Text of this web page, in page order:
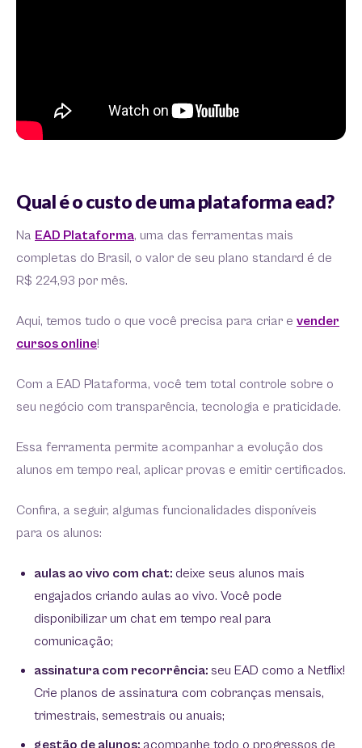
Qual é o custo de uma plataforma ead?
Na EAD Plataforma, uma das ferramentas mais
completas do Brasil, o valor de seu plano standard é de
R$ 224,93 por mês.
Aqui, temos tudo o que você precisa para criar e vender
cursos online!
Com a EAD Plataforma, você tem total controle sobre o
seu negócio com transparência, tecnologia e praticidade.
Essa ferramenta permite acompanhar a evolução dos
alunos em tempo real, aplicar provas e emitir certificados.
Confira, a seguir, algumas funcionalidades disponíveis
para os alunos:
aulas ao vivo com chat: deixe seus alunos mais
engajados criando aulas ao vivo. Você pode
disponibilizar um chat em tempo real para
comunicação;
assinatura com recorrência: seu EAD como a Netflix!
Crie planos de assinatura com cobranças mensais,
trimestrais, semestrais ou anuais;